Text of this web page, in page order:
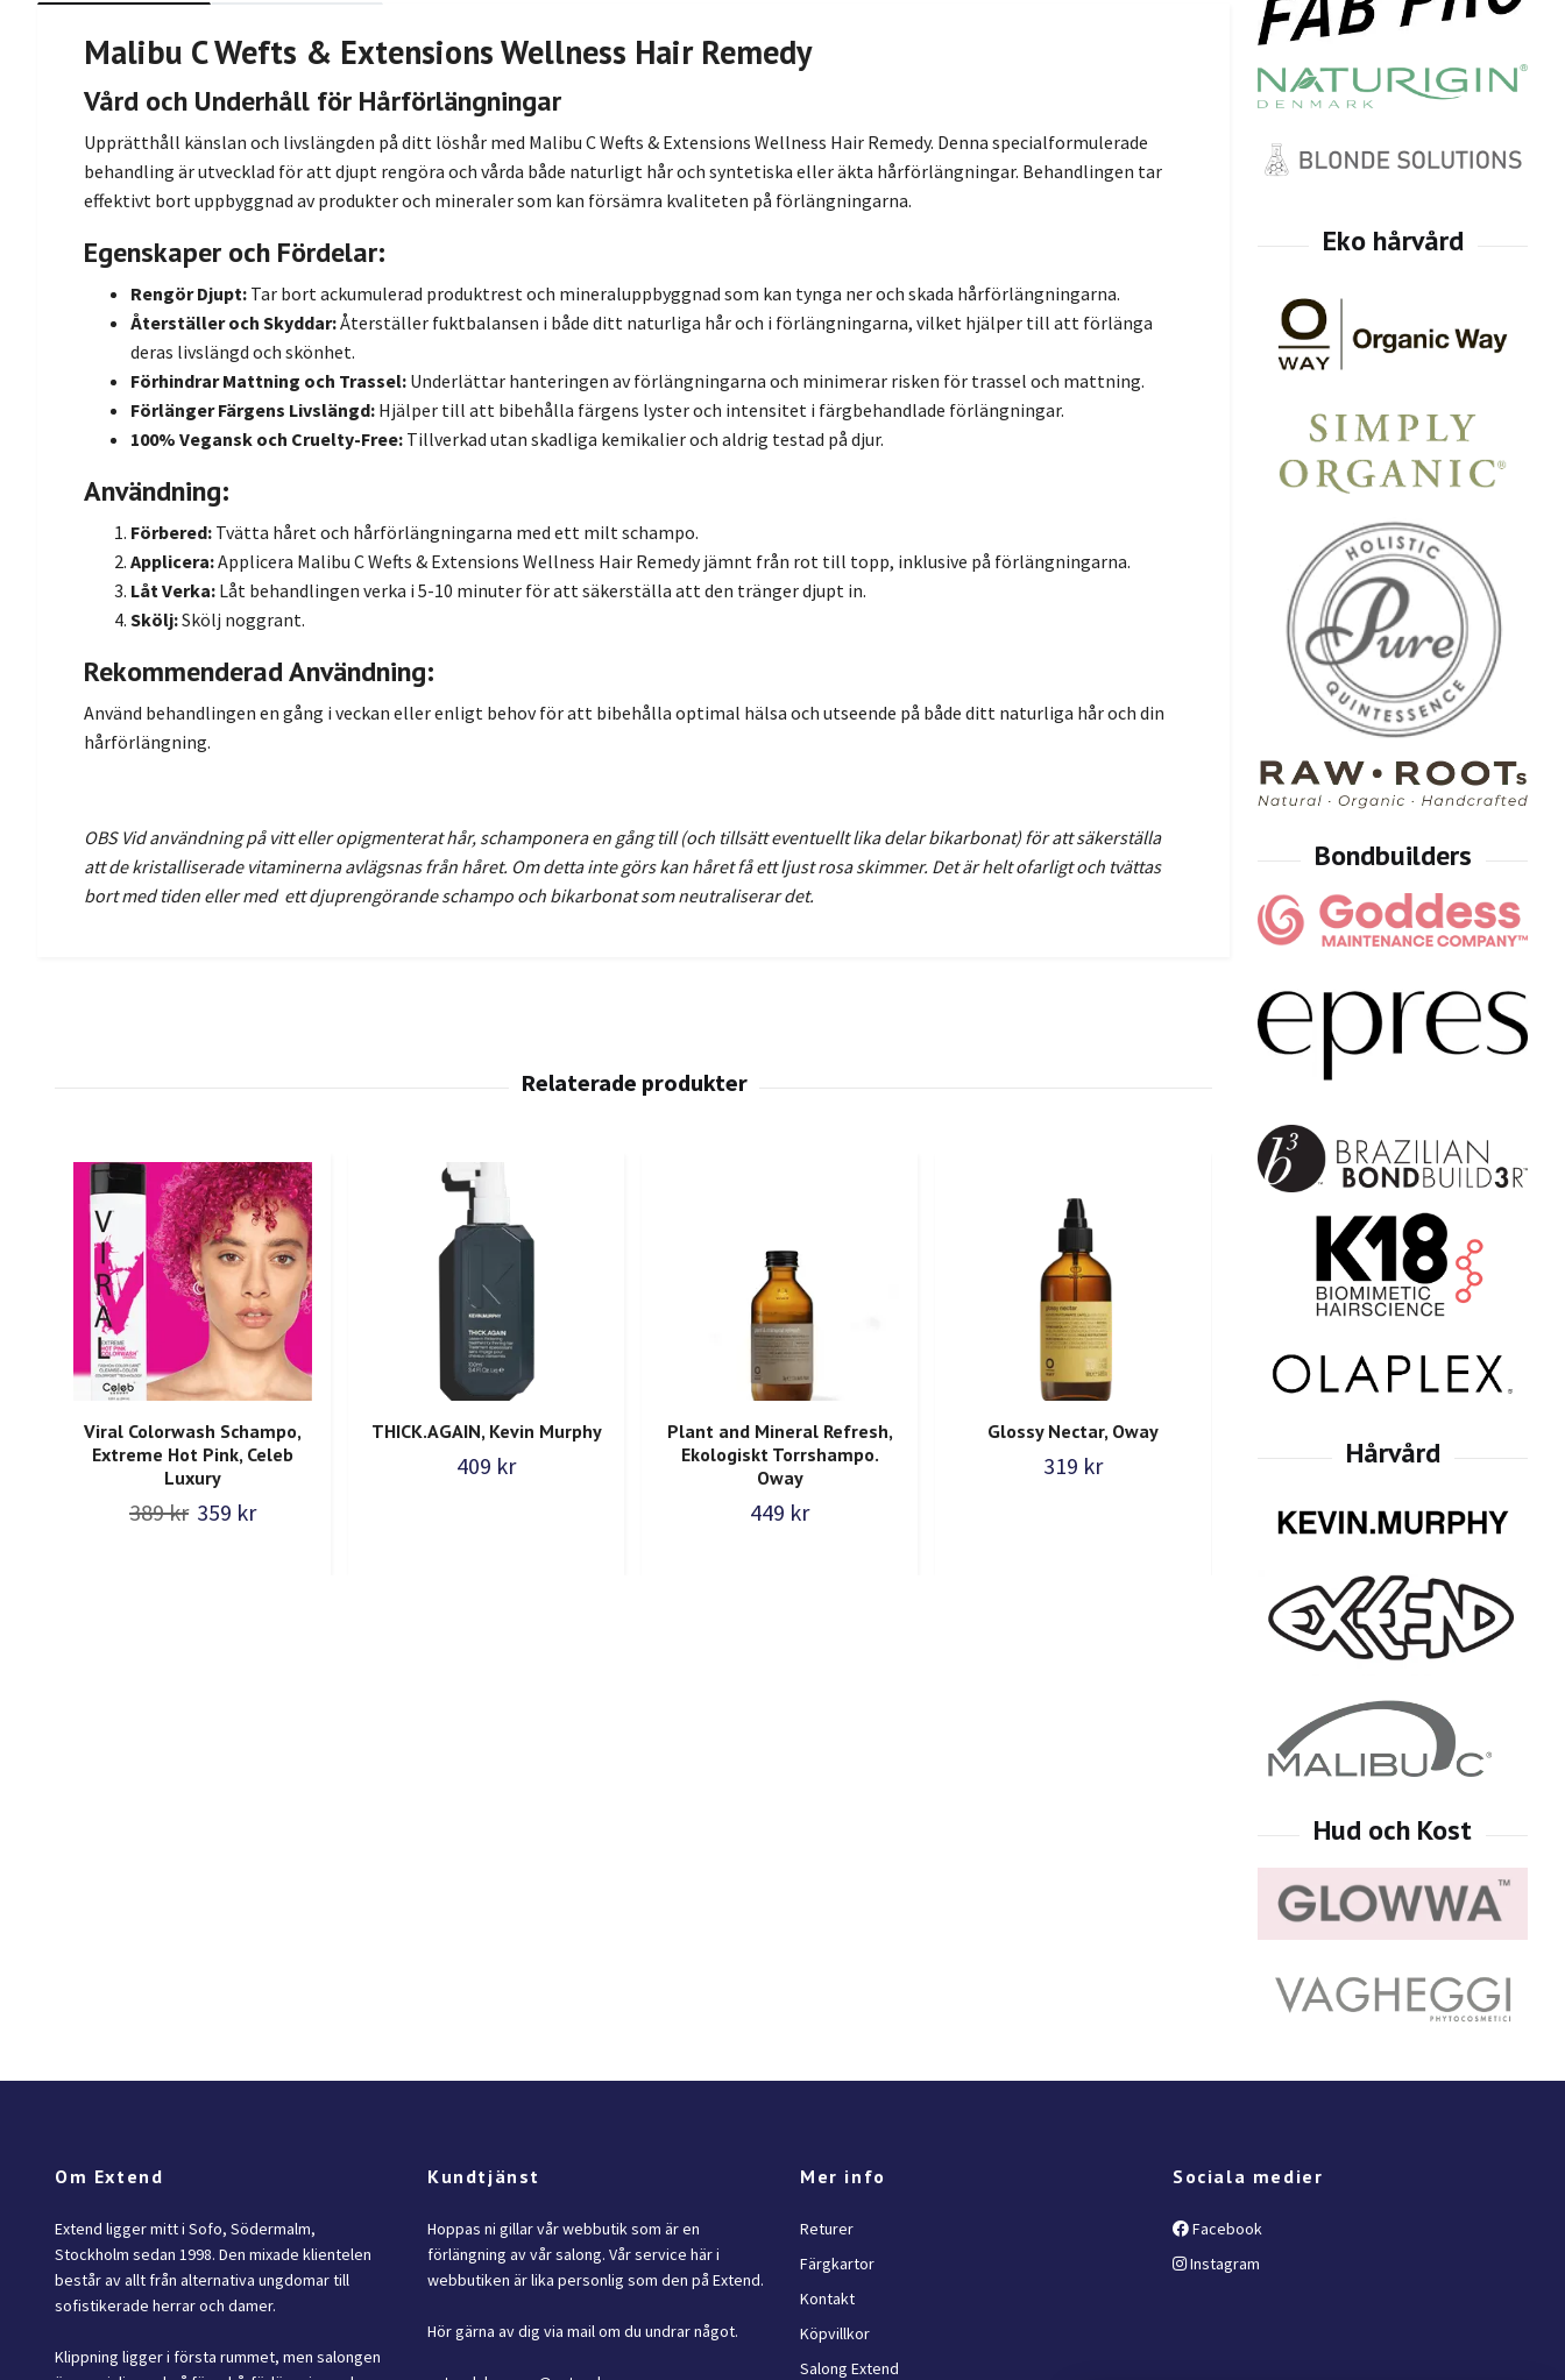
Malibu C Wefts & Extensions Wellness Hair Remedy
Vård och Underhåll för Hårförlängningar
Upprätthåll känslan och livslängden på ditt löshår med Malibu C Wefts & Extensions Wellness Hair Remedy. Denna specialformulerade
behandling är utvecklad för att djupt rengöra och vårda både naturligt hår och syntetiska eller äkta hårförlängningar. Behandlingen tar
effektivt bort uppbyggnad av produkter och mineraler som kan försämra kvaliteten på förlängningarna.
Egenskaper och Fördelar:
Rengör Djupt: Tar bort ackumulerad produktrest och mineraluppbyggnad som kan tynga ner och skada hårförlängningarna.
Återställer och Skyddar:Återställer fuktbalansen i både ditt naturliga hår och i förlängningarna, vilket hjälper till att förlänga
deras livslängd och skönhet.
Förhindrar Mattning och Trassel: Underlättar hanteringen av förlängningarna och minimerar risken för trassel och mattning.
Förlänger Färgens Livslängd: Hjälper till att bibehålla färgens lyster och intensitet i färgbehandlade förlängningar.
100% Vegansk och Cruelty-Free: Tillverkad utan skadliga kemikalier och aldrig testad på djur.
Användning:
Förbered: Tvätta håret och hårförlängningarna med ett milt schampo.
Applicera:Applicera Malibu C Wefts & Extensions Wellness Hair Remedy jämnt från rot till topp, inklusive på förlängningarna.
Låt Verka: Låt behandlingen verka i 5-10 minuter för att säkerställa att den tränger djupt in.
Skölj:Skölj noggrant.
Rekommenderad Användning:
Använd behandlingen en gång i veckan eller enligt behov för att bibehålla optimal hälsa och utseende på både ditt naturliga hår och din
hårförlängning.
OBS Vid användning på vitt eller opigmenterat hår, schamponera en gång till (och tillsätt eventuellt lika delar bikarbonat) för att säkerställa
att de kristalliserade vitaminerna avlägsnas från håret. Om detta inte görs kan håret få ett ljust rosa skimmer. Det är helt ofarligt och tvättas
bort med tiden eller med ett djuprengörande schampo och bikarbonat som neutraliserar det.
Viral Colorwash Schampo,
Extreme Hot Pink, Celeb
Luxury
389 kr 359 kr
THICK.AGAIN, Kevin Murphy
409 kr
Plant and Mineral Refresh,
Ekologiskt Torrshampo.
Oway
449 kr
Glossy Nectar, Oway
319 kr 349 kr
Om Extend
Extend ligger mitt i Sofo, Södermalm,
Stockholm sedan 1998. Den mixade klientelen
består av allt från alternativa ungdomar till
sofistikerade herrar och damer.
Klippning ligger i första rummet, men salongen
Kundtjänst
Hoppas ni gillar vår webbutik som är en
förlängning av vår salong. Vår service här i
webbutiken är lika personlig som den på Extend.
Hör gärna av dig via mail om du undrar något.
Mer info
Returer
Färgkartor
Kontakt
Köpvillkor
Salong Extend
Sociala medier
Facebook
Instagram